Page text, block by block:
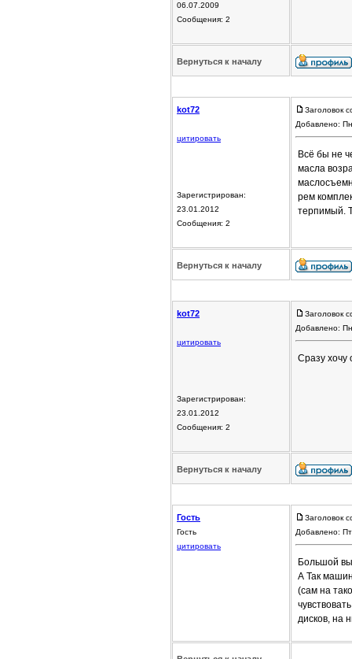
06.07.2009
Сообщения: 2
Вернуться к началу
kot72
цитировать
Зарегистрирован:
23.01.2012
Сообщения: 2
Заголовок
Добавлено:
Всё бы не
масла
рем
терпимый.
Вернуться к началу
kot72
цитировать
Зарегистрирован:
23.01.2012
Сообщения: 2
Заголовок
Добавлено:
Сразу хочу
Вернуться к началу
Гость
Гость
цитировать
Заголовок
Добавлено:
Большой
А Так
(сам на
дисков, на